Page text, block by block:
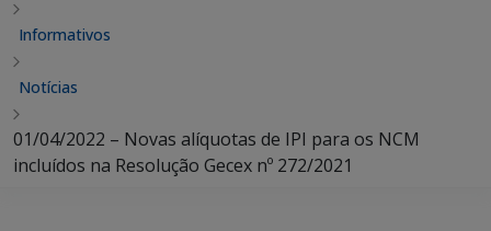
Informativos
Notícias
01/04/2022 – Novas alíquotas de IPI para os NCM
incluídos na Resolução Gecex nº 272/2021